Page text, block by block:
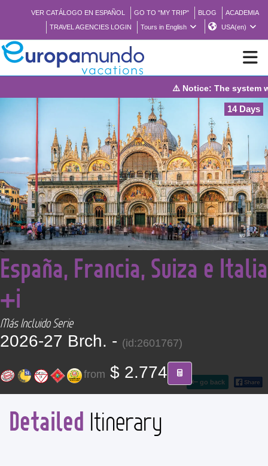
VER CATÁLOGO EN ESPAÑOL GO TO "MY TRIP" BLOG
ACADEMIA
TRAVEL AGENCIES LOGIN
Tours in English USA(en)
BROCHURE PDF
WHERE TO BUY
FEATURED
ABOUT US
CONTACT
⚠️ Notice: The system will be under
14 Days
go back
<
España, Francia, Suiza e Italia
+i
Más Incluido Serie
2026-27 Brch. - (id:2601767)
from $ 2.774
Detailed Itinerary